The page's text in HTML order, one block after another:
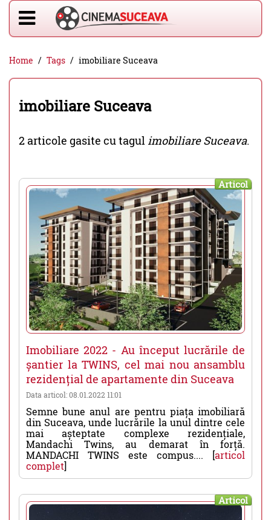
Home Tags imobiliare Suceava
imobiliare Suceava
2 articole gasite cu tagulimobiliare Suceava.
Articol
Imobiliare 2022 - Au început lucrările de
șantier la TWINS, cel mai nou ansamblu
rezidențial de apartamente din Suceava
Data articol: 08.01.2022 11:01
Semne bune anul are pentru piața imobiliară
din Suceava, unde lucrările la unul dintre cele
mai așteptate complexe rezidențiale,
Mandachi Twins, au demarat în forță.
MANDACHI TWINS este compus.... [articol
complet]
Articol